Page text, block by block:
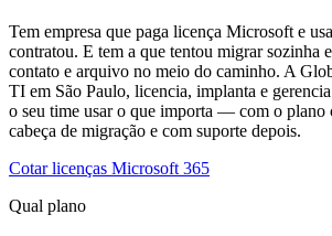
Tem empresa que paga licença Microsoft e
contratou. E tem a que tentou migrar sozinha
contato e arquivo no meio do caminho. A
TI em São Paulo, licencia, implanta e
o seu time usar o que importa — com o plano
cabeça de migração e com suporte depois.
Cotar licenças Microsoft 365
Qual plano